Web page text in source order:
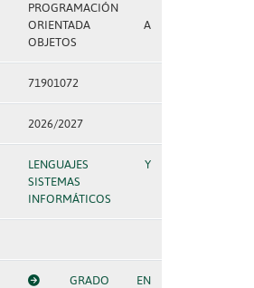
PROGRAMACIÓN
ORIENTADA A
OBJETOS
71901072
2026/2027
LENGUAJES Y
SISTEMAS
INFORMÁTICOS
GRADO EN